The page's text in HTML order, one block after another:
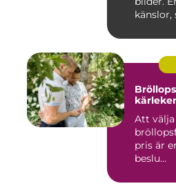
känslor,
Att
pris är
beslu...